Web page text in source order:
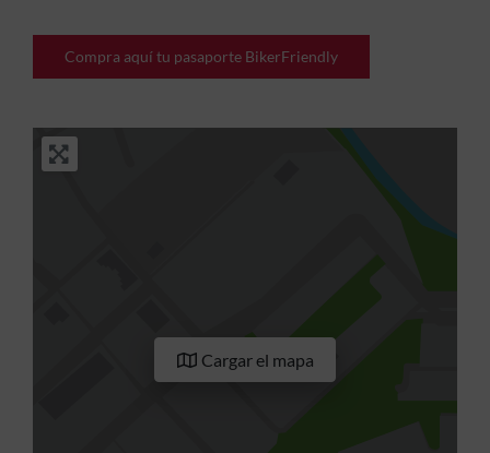
Compra aquí tu pasaporte BikerFriendly
Cargar el mapa